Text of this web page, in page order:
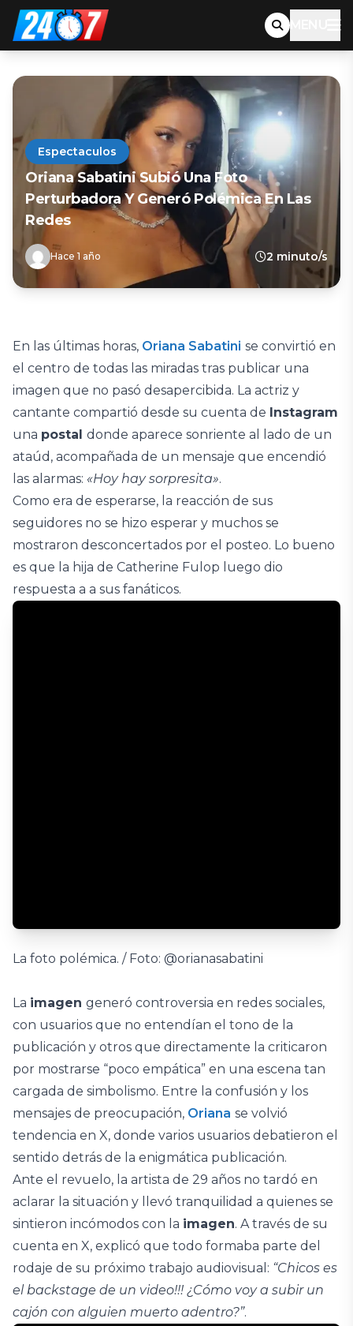
MENU
Espectaculos
Oriana Sabatini Subió Una Foto
Perturbadora Y Generó Polémica En Las
Redes
Hace 1 año 2 minuto/s
En las últimas horas, Oriana Sabatini se convirtió en
el centro de todas las miradas tras publicar una
imagen que no pasó desapercibida. La actriz y
cantante compartió desde su cuenta de Instagram
una postal donde aparece sonriente al lado de un
ataúd, acompañada de un mensaje que encendió
las alarmas: «Hoy hay sorpresita».
Como era de esperarse, la reacción de sus
seguidores no se hizo esperar y muchos se
mostraron desconcertados por el posteo. Lo bueno
es que la hija de Catherine Fulop luego dio
respuesta a a sus fanáticos.
La foto polémica. / Foto: @orianasabatini
La imagen generó controversia en redes sociales,
con usuarios que no entendían el tono de la
publicación y otros que directamente la criticaron
por mostrarse “poco empática” en una escena tan
cargada de simbolismo. Entre la confusión y los
mensajes de preocupación, Oriana se volvió
tendencia en X, donde varios usuarios debatieron el
sentido detrás de la enigmática publicación.
Ante el revuelo, la artista de 29 años no tardó en
aclarar la situación y llevó tranquilidad a quienes se
sintieron incómodos con la imagen. A través de su
cuenta en X, explicó que todo formaba parte del
rodaje de su próximo trabajo audiovisual: “Chicos es
el backstage de un video!!! ¿Cómo voy a subir un
cajón con alguien muerto adentro?”.